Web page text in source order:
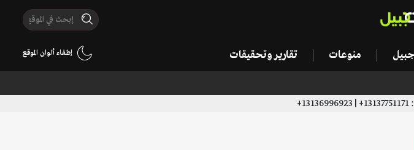
منوعات تقارير وتحقيقات إطفاء ألوان الموقع